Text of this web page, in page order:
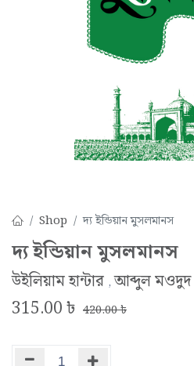
Shop দ্য ইন্ডিয়ান মুসলমানস
দ্য ইন্ডিয়ান মুসলমানস
উইলিয়াম হান্টার ,আব্দুল মওদুদ
315.00৳ 420.00৳